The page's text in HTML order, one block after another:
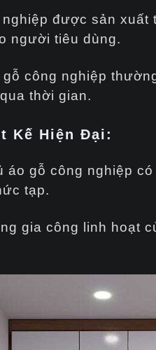
được sản
người tiêu dùng.
công nghiệp
thời gian.
Kế Hiện Đại:
áo gỗ công nghiệp
tạp.
gia công linh hoạt